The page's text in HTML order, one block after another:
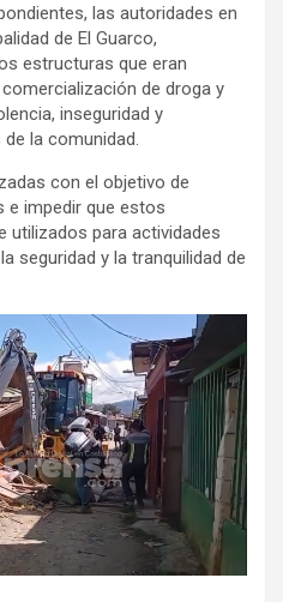
las autoridades en
de El Guarco,
estructuras que eran
de droga y
inseguridad y
la comunidad.
con el objetivo de
e impedir que estos
utilizados para actividades
seguridad y la tranquilidad de